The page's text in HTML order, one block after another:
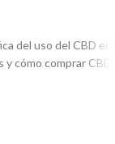
del uso del CBD en
cómo comprar CBD